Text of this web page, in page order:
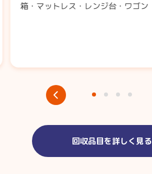
箱・マットレス・レンジ台・ワゴン
回収品目を詳しく見る